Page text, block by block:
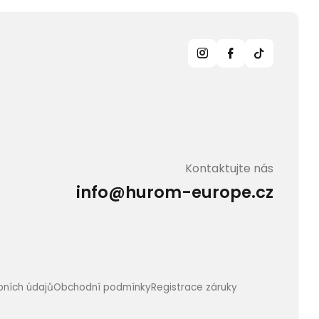
Kontaktujte nás
info@hurom-europe.cz
údajůObchodní podmínkyRegistrace záruky